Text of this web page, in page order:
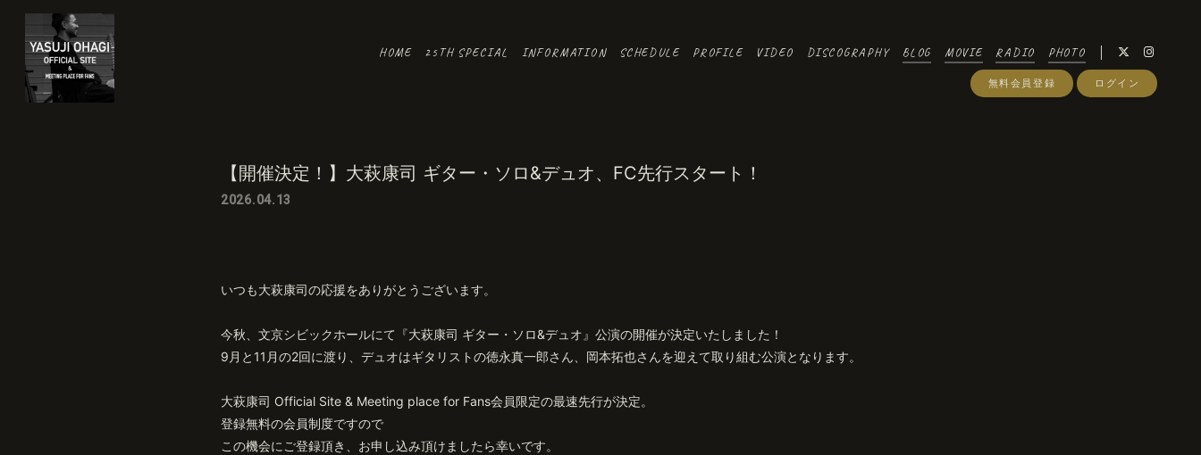
HOME 25TH SPECIAL INFORMATION SCHEDULE PROFILE VIDEO DISCOGRAPHY BLOG MOVIE RADIO PHOTO
無料会員登録 ログイン
【開催決定！】大萩康司 ギター・ソロ&デュオ、FC先行スタート！
2026.04.13
いつも大萩康司の応援をありがとうございます。
今秋、文京シビックホールにて『大萩康司 ギター・ソロ&デュオ』公演の開催が決定いたしました！
9月と11月の2回に渡り、デュオはギタリストの徳永真一郎さん、岡本拓也さんを迎えて取り組む公演となります。
大萩康司 Official Site & Meeting place for Fans会員限定の最速先行が決定。
登録無料の会員制度ですので
この機会にご登録頂き、お申し込み頂けましたら幸いです。